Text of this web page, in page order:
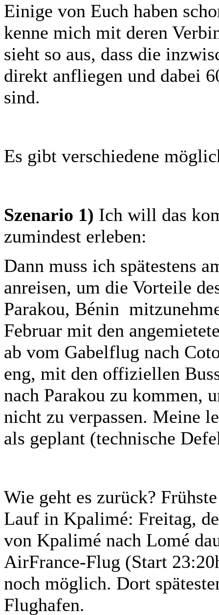
Einige von Euch haben
kenne mich mit deren
sieht so aus, dass die
direkt anfliegen und dabei
sind.
Es gibt verschiedene
Szenario 1) Ich will das
zumindest erleben:
Dann muss ich spätestens
anreisen, um die Vorteile
Parakou, Bénin
Februar mit den
ab vom Gabelflug nach
eng, mit den offiziellen
nach Parakou zu kommen,
nicht zu verpassen. Meine
als geplant (technische
Wie geht es zurück?
Lauf in Kpalimé: Freitag,
von Kpalimé nach Lomé
AirFrance-Flug (Start
noch möglich. Dort
Flughafen.